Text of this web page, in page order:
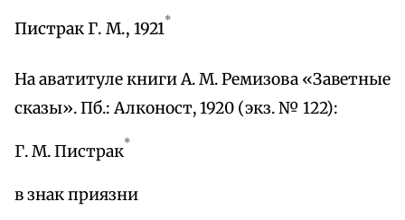
Пистрак Г. М., 1921*
На аватитуле книги А. М. Ремизова «Заветные
сказы». Пб.: Алконост, 1920 (экз. № 122):
Г. М. Пистрак*
в знак приязни